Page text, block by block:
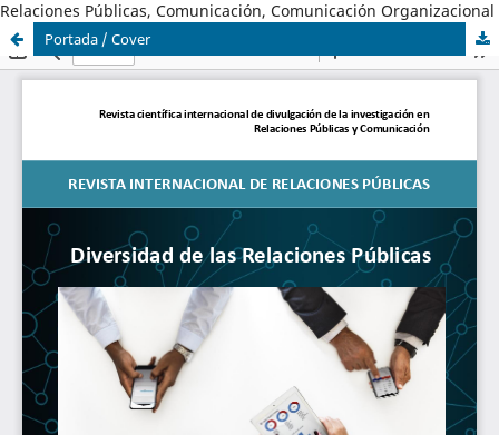
Relaciones Públicas, Comunicación, Comunicación Organizacional
Portada / Cover